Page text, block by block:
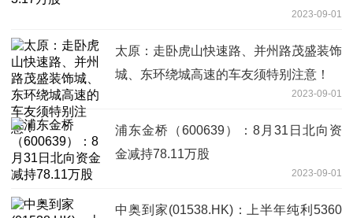
2023-09-01
太原：走卧虎山快速路、并州路茂盛装饰
城、东环绕城高速的车友须特别注意！
2023-09-01
浦东金桥（600639）：8月31日北向资
金减持78.11万股
2023-09-01
中奥到家(01538.HK)：上半年纯利5360